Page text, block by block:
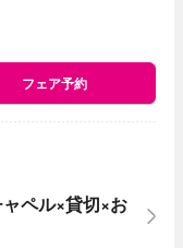
フェア予約
ペル×貸切×お